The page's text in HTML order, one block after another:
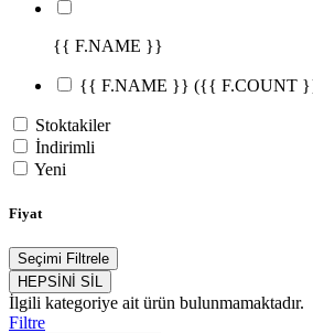
{{ F.NAME }}
{{ F.NAME }} ({{ F.COUNT
Stoktakiler
İndirimli
Yeni
Fiyat
Seçimi Filtrele
HEPSİNİ SİL
İlgili kategoriye ait ürün bulunmamaktadır.
Filtre